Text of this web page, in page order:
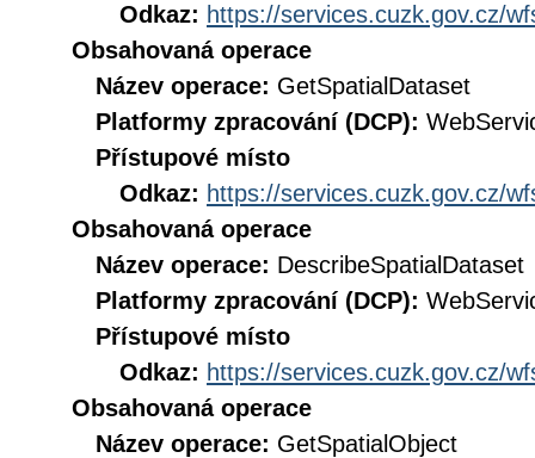
Odkaz: https://services.cuzk.gov.cz/
Obsahovaná operace
Název operace: GetSpatialDataset
Platformy zpracování (DCP):
Přístupové místo
Odkaz: https://services.cuzk.gov.cz/
Obsahovaná operace
Název operace: DescribeSpatialDataset
Platformy zpracování (DCP):
Přístupové místo
Odkaz: https://services.cuzk.gov.cz/
Obsahovaná operace
Název operace: GetSpatialObject